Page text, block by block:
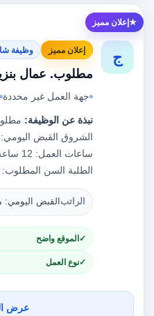
إعلان مميز
ج إعلان مميز وظيفة
مطلوب. عمال
جهة العمل غير محددة
نبذة عن الوظيفة:
ساعات
الطلبة السن
الراتب القبض اليومي: من 350 إلى
الموقع واضح
نوع العمل
عرض